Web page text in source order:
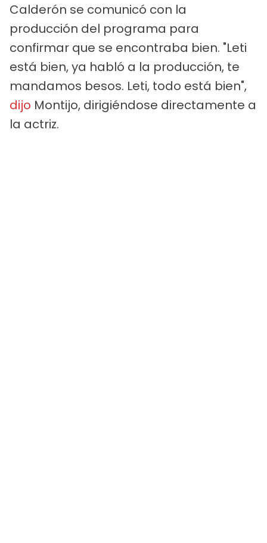
Calderón se comunicó con la
producción del programa para
confirmar que se encontraba bien. "Leti
está bien, ya habló a la producción, te
mandamos besos. Leti, todo está bien",
dijo Montijo, dirigiéndose directamente a
la actriz.